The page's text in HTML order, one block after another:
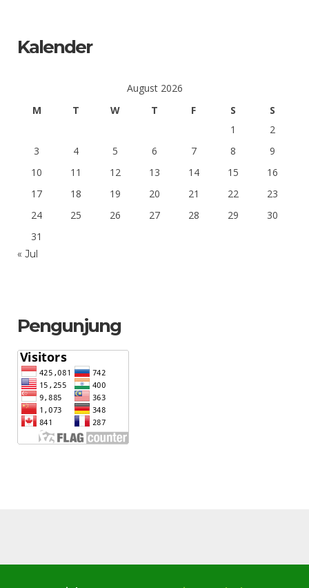
Kalender
August 2026
M
T W T F S
S
1
2
3
4 5 6 7 8
9
10
11 12 13 14 15
16
17
18 19 20 21 22
23
24
25 26 27 28 29
30
31
« Jul
Pengunjung